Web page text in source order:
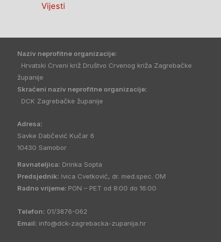
Vijesti
Naziv neprofitne organizacije:
Hrvatski Crveni križ Društvo Crvenog križa Zagrebačke
županije
Skraćeni naziv neprofitne organizacije:
DCK Zagrebačke županije
Adresa:
Savke Dabčević Kučar 6
10430 Samobor
Ravnateljica: Drinka Sopta
Predsjednik: Ivica Cvetković, dr. med.spec. OM
Radno vrijeme: PON – PET od 8:00 do 16:00
Telefon: 01/3876-062
Email: info@dck-zagrebacka-zupanija.hr